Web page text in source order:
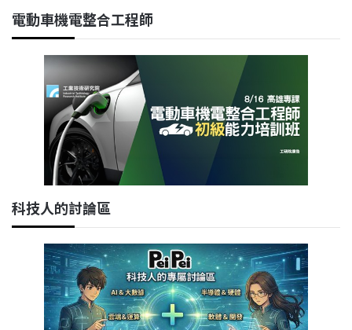
電動車機電整合工程師
科技人的討論區